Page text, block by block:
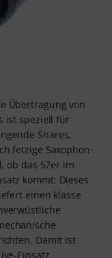
Übertragung von
ist speziell für
Snares,
fetzige Saxophon-
ob das 57er im
kommt: Dieses
einen klasse
Damit ist
Einsatz